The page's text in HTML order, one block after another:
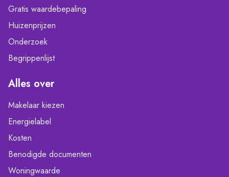
Gratis waardebepaling
Huizenprijzen
Onderzoek
Begrippenlijst
Alles over
Makelaar kiezen
Energielabel
Kosten
Benodigde documenten
Woningwaarde